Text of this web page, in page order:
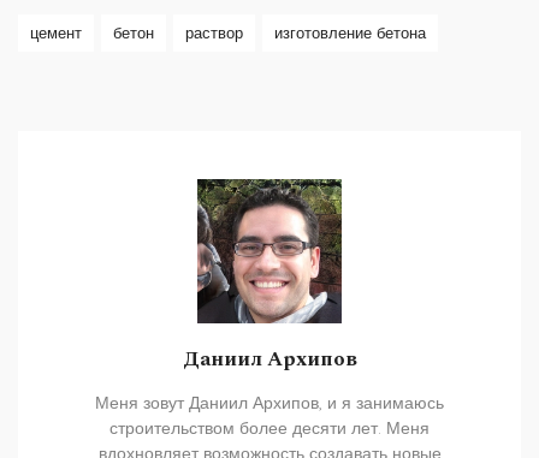
цемент бетон раствор изготовление бетона
Даниил Архипов
Меня зовут Даниил Архипов, и я занимаюсь
строительством более десяти лет. Меня
вдохновляет возможность создавать новые